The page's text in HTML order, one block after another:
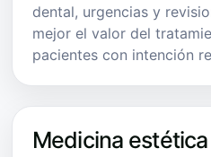
dental, urgencias y
mejor el valor del
pacientes con intención
Medicina estética